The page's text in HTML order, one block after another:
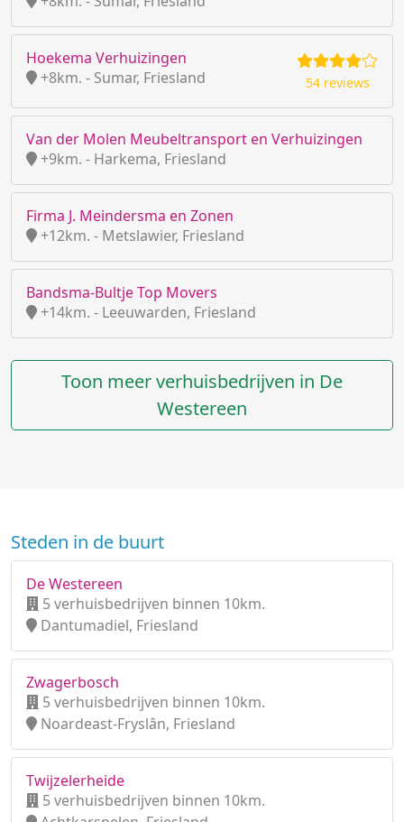
Hoekema Verhuizingen
+8km. - Sumar, Friesland
54 reviews
Van der Molen Meubeltransport en Verhuizingen
+9km. - Harkema, Friesland
Firma J. Meindersma en Zonen
+12km. - Metslawier, Friesland
Bandsma-Bultje Top Movers
+14km. - Leeuwarden, Friesland
Toon meer verhuisbedrijven in De
Westereen
Steden in de buurt
De Westereen
5 verhuisbedrijven binnen 10km.
Dantumadiel, Friesland
Zwagerbosch
5 verhuisbedrijven binnen 10km.
Noardeast-Fryslân, Friesland
Twijzelerheide
5 verhuisbedrijven binnen 10km.